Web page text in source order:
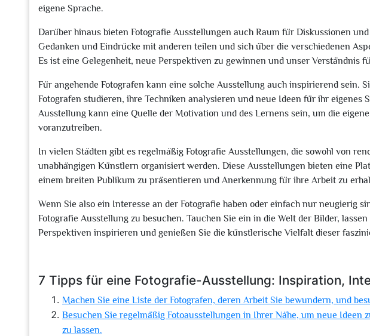
eigene Sprache.
Darüber hinaus bieten Fotografie Ausstellungen auch Raum für Diskussionen
Gedanken und Eindrücke mit anderen teilen und sich über die verschiedenen
Es ist eine Gelegenheit, neue Perspektiven zu gewinnen und unser Verständnis
Für angehende Fotografen kann eine solche Ausstellung auch inspirierend sein.
Fotografen studieren, ihre Techniken analysieren und neue Ideen für ihr eigenes
Ausstellung kann eine Quelle der Motivation und des Lernens sein, um die
voranzutreiben.
In vielen Städten gibt es regelmäßig Fotografie Ausstellungen, die sowohl von
unabhängigen Künstlern organisiert werden. Diese Ausstellungen bieten eine
einem breiten Publikum zu präsentieren und Anerkennung für ihre Arbeit zu
Wenn Sie also ein Interesse an der Fotografie haben oder einfach nur neugierig
Fotografie Ausstellung zu besuchen. Tauchen Sie ein in die Welt der Bilder,
Perspektiven inspirieren und genießen Sie die künstlerische Vielfalt dieser
7 Tipps für eine Fotografie-Ausstellung: Inspiration,
Machen Sie eine Liste der Fotografen, deren Arbeit Sie bewundern, und
Besuchen Sie regelmäßig Fotoausstellungen in Ihrer Nähe, um neue Ideen
zu lassen.